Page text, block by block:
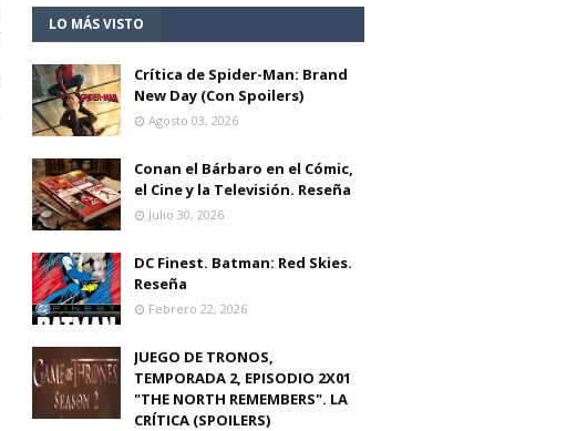
LO MÁS VISTO
Crítica de Spider-Man: Brand
New Day (Con Spoilers)
Agosto 03, 2026
Conan el Bárbaro en el Cómic,
el Cine y la Televisión. Reseña
Julio 30, 2026
DC Finest. Batman: Red Skies.
Reseña
Febrero 22, 2026
JUEGO DE TRONOS,
TEMPORADA 2, EPISODIO 2X01
"THE NORTH REMEMBERS". LA
CRÍTICA (SPOILERS)